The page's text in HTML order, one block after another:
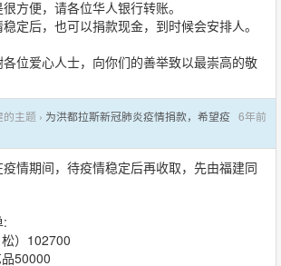
方便，请各位华人银行转账。
定后，也可以捐款现金，到时候会安排人。
位爱心人士，向你们的善举致以最崇高的敬
6年前
主题 › 为洪都拉斯新冠肺炎疫情捐款，希望疫
情期间，待疫情稳定后再收取，先由福建同
:
）102700
50000